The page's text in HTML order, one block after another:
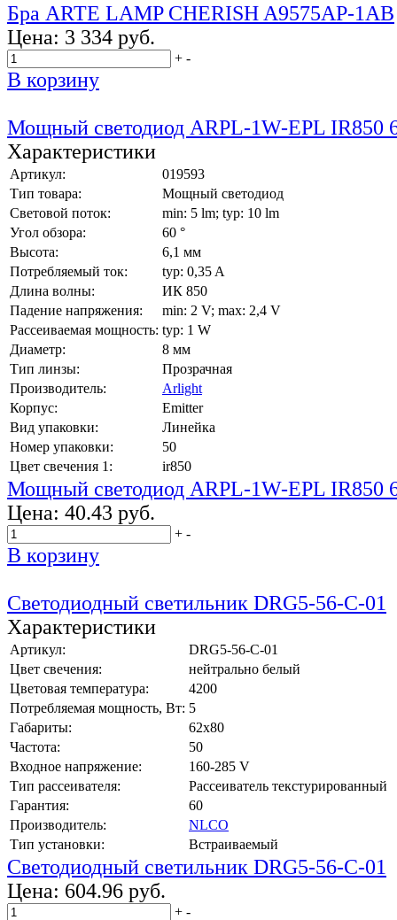
Бра ARTE LAMP CHERISH A9575AP-1AB
Цена: 3 334 руб.
+ -
В корзину
Мощный светодиод ARPL-1W-EPL IR850
Характеристики
Артикул:
019593
Тип товара:
Мощный светодиод
Световой поток:
min: 5 lm; typ: 10 lm
Угол обзора:
60 °
Высота:
6,1 мм
Потребляемый ток:
typ: 0,35 A
Длина волны:
ИК 850
Падение напряжения:
min: 2 V; max: 2,4 V
Рассеиваемая мощность: typ: 1 W
Диаметр:
8 мм
Тип линзы:
Прозрачная
Производитель:
Arlight
Корпус:
Emitter
Вид упаковки:
Линейка
Номер упаковки:
50
Цвет свечения 1:
ir850
Мощный светодиод ARPL-1W-EPL IR850
Цена: 40.43 руб.
+ -
В корзину
Светодиодный светильник DRG5-56-C-01
Характеристики
Артикул:
DRG5-56-C-01
Цвет свечения:
нейтрально белый
Цветовая температура:
4200
Потребляемая мощность, Вт: 5
Габариты:
62x80
Частота:
50
Входное напряжение:
160-285 V
Тип рассеивателя:
Рассеиватель текстурированный
Гарантия:
60
Производитель:
NLCO
Тип установки:
Встраиваемый
Светодиодный светильник DRG5-56-C-01
Цена: 604.96 руб.
+ -